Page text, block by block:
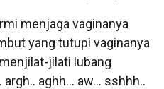
menjaga vaginanya
yang tutupi vaginanya
jilati lubang
argh.. aghh… aw… sshhh..